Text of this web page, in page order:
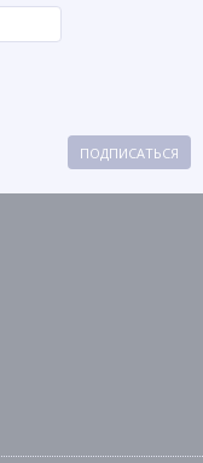
ПОДПИСАТЬСЯ